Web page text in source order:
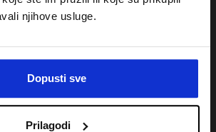
njihove usluge.
Dopusti sve
Prilagodi